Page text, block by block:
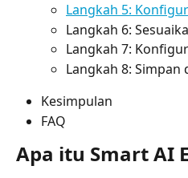
Langkah 5:
Langkah 6:
Langkah 7:
Langkah 8:
Kesimpulan
FAQ
Apa itu Smart AI